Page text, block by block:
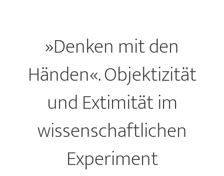
»Denken mit den
Händen«. Objektizität
und Extimität im
wissenschaftlichen
Experiment